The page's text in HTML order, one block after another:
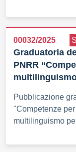
00032/2025
Graduatoria
PNRR
Pubblicazione
"Competenze
multilinguismo